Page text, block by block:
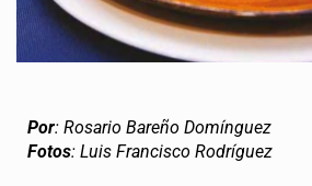
Por: Rosario Bareño Domínguez
Fotos: Luis Francisco Rodríguez